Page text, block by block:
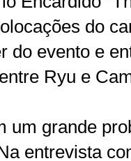
do
do evento e
Ryu e
um grande
entrevista